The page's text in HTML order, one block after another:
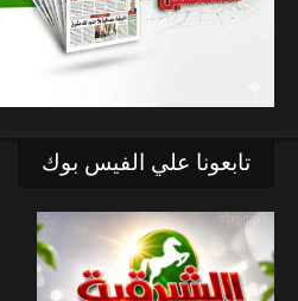
تابعونا علي الفيس بوك